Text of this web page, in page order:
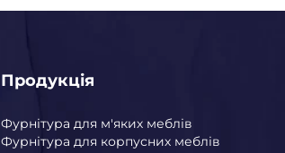
Продукція
Фурнітура для м'яких меблів
Фурнітура для корпусних меблів